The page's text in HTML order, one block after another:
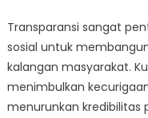
Transparansi sangat
sosial untuk
kalangan masyarakat.
menimbulkan
menurunkan kredibilitas